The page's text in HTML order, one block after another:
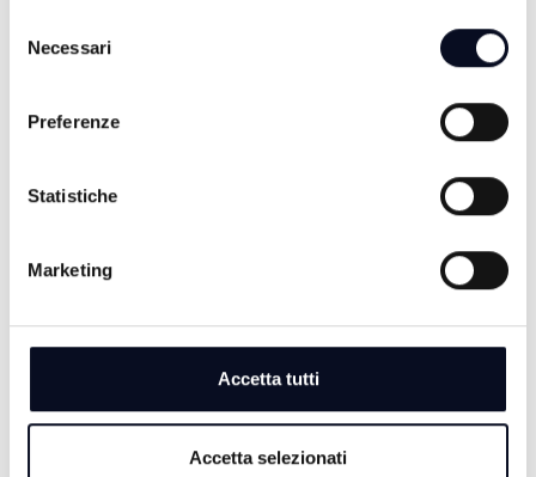
delNecessari
Preferenze
Statistiche
Marketing
Accetta tutti
Accetta selezionati
giovani di Forlì